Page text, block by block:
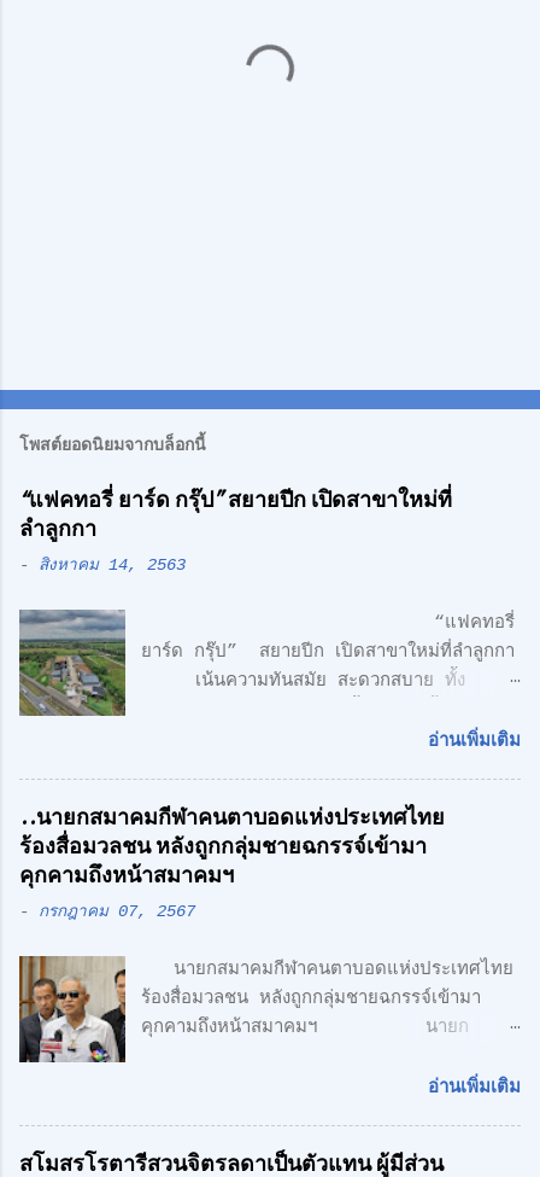
โพสต์ยอดนิยมจากบล็อกนี้
“แฟคทอรี่ ยาร์ด กรุ๊ป” สยายปีก เปิดสาขาใหม่ที่
ลำลูกกา
- สิงหาคม 14, 2563
“แฟคทอรี่
ยาร์ด กรุ๊ป” สยายปีก เปิดสาขาใหม่ที่ลำลูกกา
เน้นความทันสมัย สะดวกสบาย ทั้ง
สไตล์ Modern Loft แฟคทอรี่ ยาร์ด กรุ๊ป
ศักดิ์สิทธิ์ คูณรัตนศิริ และชุติพนธ์ กิตติเกษม
ศักดิ์ เปิดตัวสาชาเพิ่มที่ลำลูกกา เน้นความทัน
สมัย สะดวกสบาย ทั้ง โรงงาน พร้อมออฟฟิศ 3
ชั้น + 1 ชั้นลอย สไตล์ Modern Loft โดย
นาที จากรถไฟฟ้า สายสีเขียว ด้าน CONCEPT
ของโครงการ "Simplicity is the
Ultimate Sophistication" -
ความเรียบง่าย คือ สูงสุดแห่งสุนทรียภาพ เรา
Design วัสดุทุกชิ้น ถูกเลือกอย่างตั้งใจ เพื่อ
อ่านเพิ่มเติม
..นายกสมาคมกีฬาคนตาบอดแห่งประเทศไทย
ร้องสื่อมวลชน หลังถูกกลุ่มชายฉกรรจ์เข้ามา
คุกคามถึงหน้าสมาคมฯ
- กรกฎาคม 07, 2567
นายกสมาคมกีฬาคนตาบอดแห่งประเทศไทย
ร้องสื่อมวลชน หลังถูกกลุ่มชายฉกรรจ์เข้ามา
คุกคามถึงหน้าสมาคมฯ นายก
สื่อมวลชน หลังถูกกลุ่มชายฉกรรจ์เข้ามาคุกคาม
ตาบอด เดินทางไปยื่นหนังสือถึงนายเศรษฐา ทวี
อ่านเพิ่มเติม
สโมสรโรตารีสวนจิตรลดาเป็นตัวแทน ผู้มีส่วน